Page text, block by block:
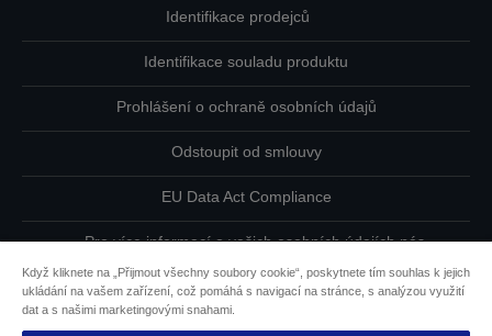
Identifikace prodejců
Identifikace souladu produktu
Prohlášení o ochraně osobních údajů
Odstoupit od smlouvy
EU Data Act Compliance
Pro více informací o vašich osobních údajích nás
Informace o souborech cookie
Když kliknete na „Přijmout všechny soubory cookie“, poskytnete tím souhlas k jejich
ukládání na vašem zařízení, což pomáhá s navigací na stránce, s analýzou využití
dat a s našimi marketingovými snahami.